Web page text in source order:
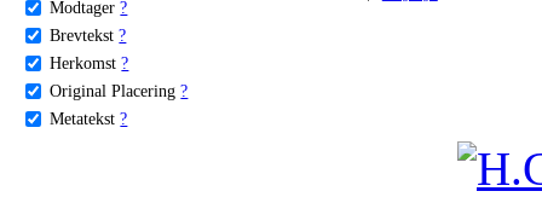
Modtager ?
Brevtekst ?
Herkomst ?
Original Placering ?
Metatekst ?